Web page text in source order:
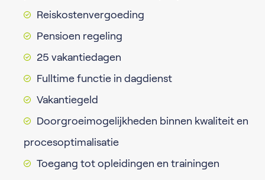
Reiskostenvergoeding
Pensioen regeling
25 vakantiedagen
Fulltime functie in dagdienst
Vakantiegeld
Doorgroeimogelijkheden binnen kwaliteit en
procesoptimalisatie
Toegang tot opleidingen en trainingen